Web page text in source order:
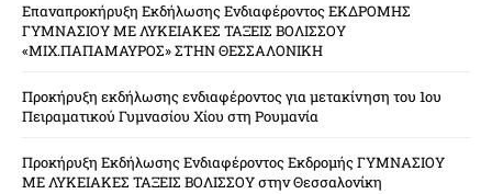
Επαναπροκήρυξη Εκδήλωσης Ενδιαφέροντος ΕΚΔΡΟΜΗΣ
ΓΥΜΝΑΣΙΟΥ ΜΕ ΛΥΚΕΙΑΚΕΣ ΤΑΞΕΙΣ ΒΟΛΙΣΣΟΥ
«ΜΙΧ.ΠΑΠΑΜΑΥΡΟΣ» ΣΤΗΝ ΘΕΣΣΑΛΟΝΙΚΗ
Προκήρυξη εκδήλωσης ενδιαφέροντος για μετακίνηση του 1ου
Πειραματικού Γυμνασίου Χίου στη Ρουμανία
Προκήρυξη Εκδήλωσης Ενδιαφέροντος Εκδρομής ΓΥΜΝΑΣΙΟΥ
ΜΕ ΛΥΚΕΙΑΚΕΣ ΤΑΞΕΙΣ ΒΟΛΙΣΣΟΥ στην Θεσσαλονίκη